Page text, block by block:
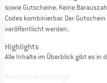
sowie Gutscheine. Keine
Codes kombinierbar. Der
veröffentlicht werden.
Highlights
Alle Inhalte im Überblick gibt es in